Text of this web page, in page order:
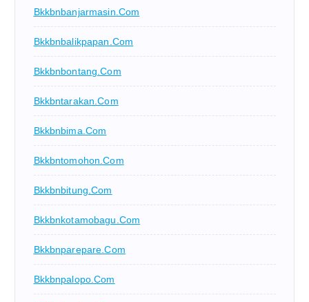
Bkkbnbanjarmasin.com
Bkkbnbalikpapan.com
Bkkbnbontang.com
Bkkbntarakan.com
Bkkbnbima.com
Bkkbntomohon.com
Bkkbnbitung.com
Bkkbnkotamobagu.com
Bkkbnparepare.com
Bkkbnpalopo.com